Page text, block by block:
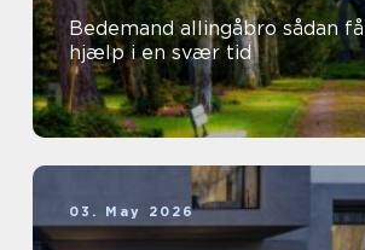
Bedemand allingåbro sådan får du tryg
hjælp i en svær tid
03. May 2026